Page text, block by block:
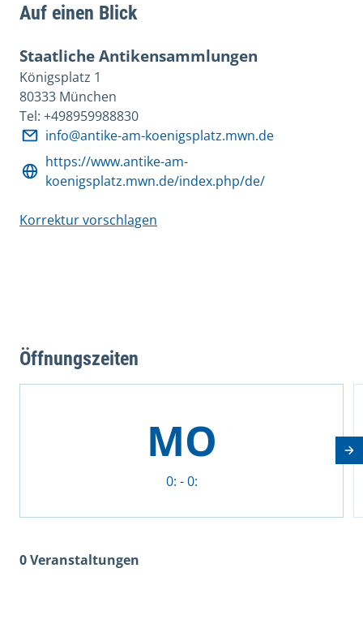
Auf einen Blick
Staatliche Antikensammlungen
Königsplatz 1
80333 München
Tel: +498959988830
info@antike-am-koenigsplatz.mwn.de
https://www.antike-am-
koenigsplatz.mwn.de/index.php/de/
Korrektur vorschlagen
Öffnungszeiten
MO
0: - 0:
0 Veranstaltungen